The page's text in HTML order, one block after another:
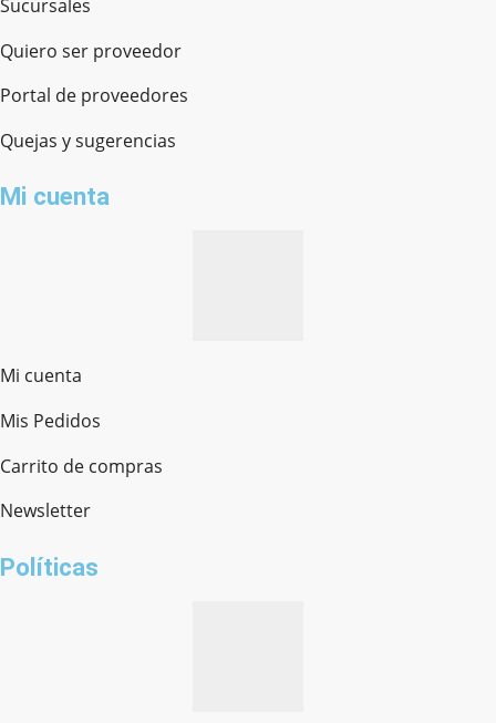
Sucursales
Quiero ser proveedor
Portal de proveedores
Quejas y sugerencias
Mi cuenta
Mi cuenta
Mis Pedidos
Carrito de compras
Newsletter
Políticas